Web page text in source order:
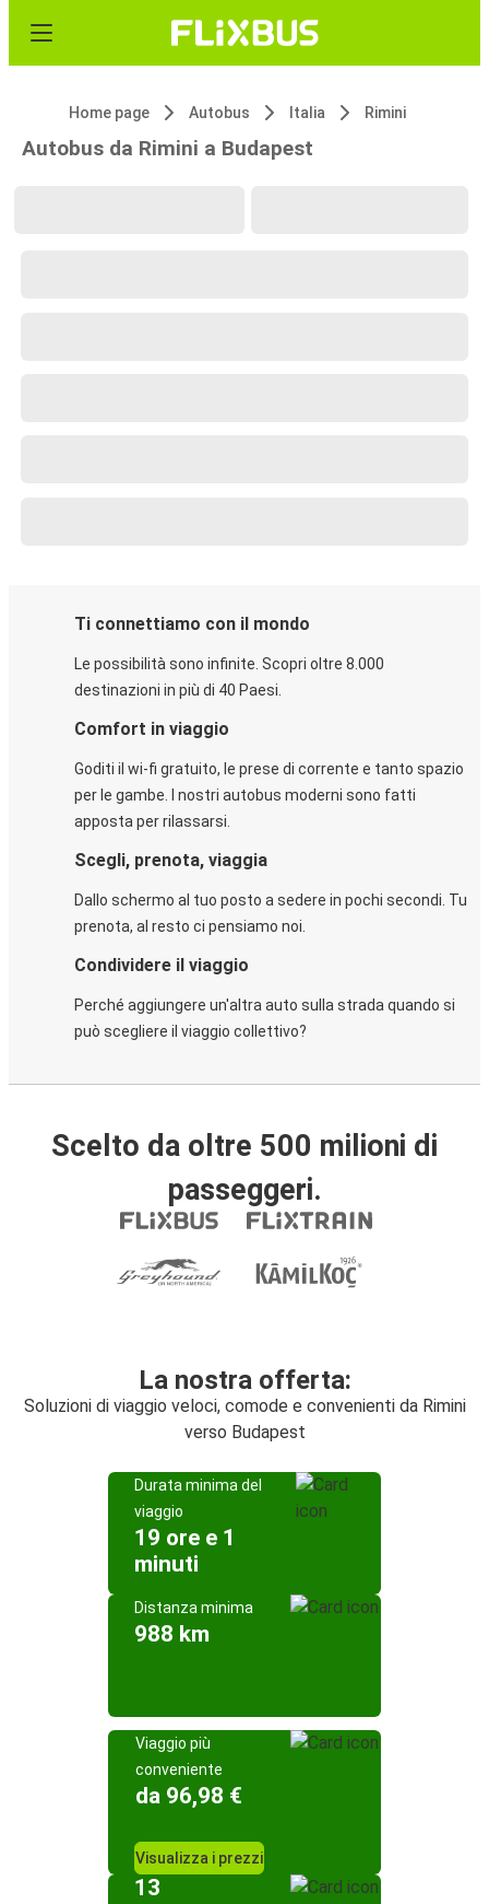
Home page Autobus Italia Rimini
Autobus da Rimini a Budapest
Ti connettiamo con il mondo
Le possibilità sono infinite. Scopri oltre 8.000
destinazioni in più di 40 Paesi.
Comfort in viaggio
Goditi il wi-fi gratuito, le prese di corrente e tanto spazio
per le gambe. I nostri autobus moderni sono fatti
apposta per rilassarsi.
Scegli, prenota, viaggia
Dallo schermo al tuo posto a sedere in pochi secondi. Tu
prenota, al resto ci pensiamo noi.
Condividere il viaggio
Perché aggiungere un'altra auto sulla strada quando si
può scegliere il viaggio collettivo?
Scelto da oltre 500 milioni di
passeggeri.
La nostra offerta:
Soluzioni di viaggio veloci, comode e convenienti da Rimini
verso Budapest
Durata minima del
viaggio
19 ore e 1
minuti
Distanza minima
988 km
Viaggio più
conveniente
da 96,98 €
Visualizza i prezzi
13